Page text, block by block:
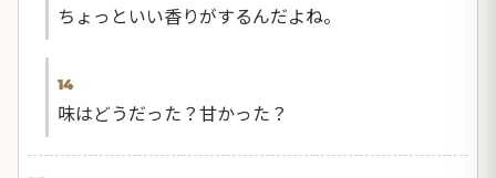
ちょっといい香りがするんだよね。
14
味はどうだった？甘かった？